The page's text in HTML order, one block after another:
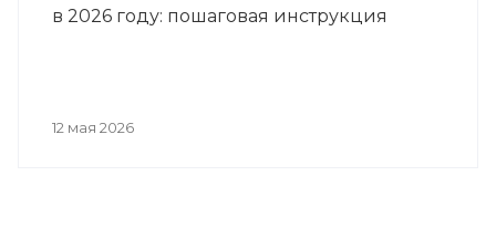
в 2026 году: пошаговая инструкция
12 мая 2026